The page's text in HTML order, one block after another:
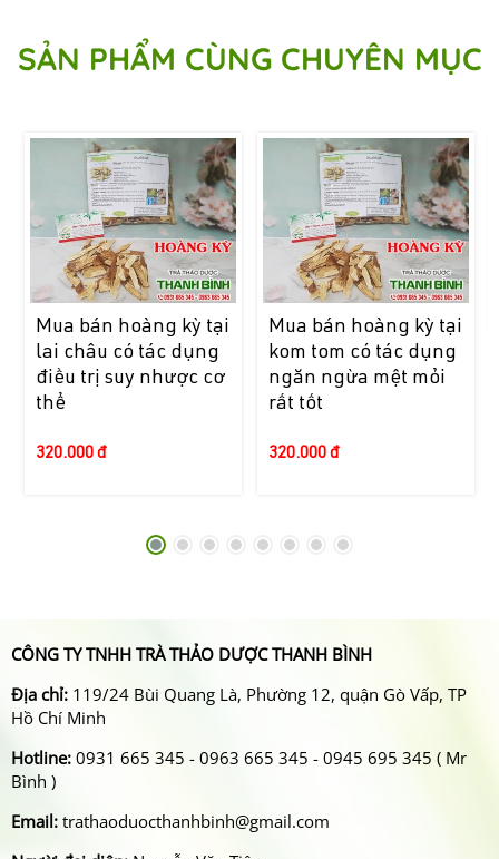
SẢN PHẨM CÙNG CHUYÊN MỤC
Mua bán hoàng kỳ tại
lai châu có tác dụng
điều trị suy nhược cơ
thể
320.000 đ
Mua bán hoàng kỳ tại
kom tom có tác dụng
ngăn ngừa mệt mỏi
rất tốt
320.000 đ
CÔNG TY TNHH TRÀ THẢO DƯỢC THANH BÌNH
Địa chỉ: 119/24 Bùi Quang Là, Phường 12, quận Gò Vấp, TP
Hồ Chí Minh
Hotline: 0931 665 345 - 0963 665 345 - 0945 695 345 ( Mr
Bình )
Email: trathaoduocthanhbinh@gmail.com